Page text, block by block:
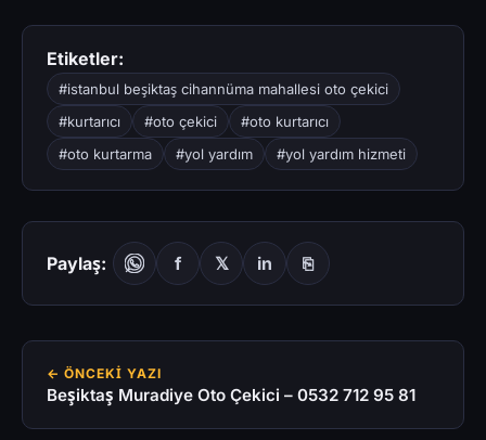
Etiketler:
#istanbul beşiktaş cihannüma mahallesi oto çekici
#kurtarıcı
#oto çekici
#oto kurtarıcı
#oto kurtarma
#yol yardım #yol yardım hizmeti
Paylaş: f 𝕏 in ⎘
← ÖNCEKI YAZI
Beşiktaş Muradiye Oto Çekici – 0532 712 95 81